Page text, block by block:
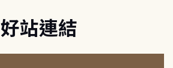
好站連結